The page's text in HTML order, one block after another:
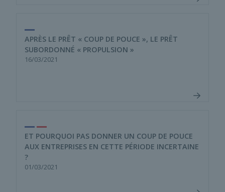
APRÈS LE PRÊT « COUP DE POUCE », LE PRÊT
SUBORDONNÉ « PROPULSION »
16/03/2021
ET POURQUOI PAS DONNER UN COUP DE POUCE
AUX ENTREPRISES EN CETTE PÉRIODE INCERTAINE
?
01/03/2021